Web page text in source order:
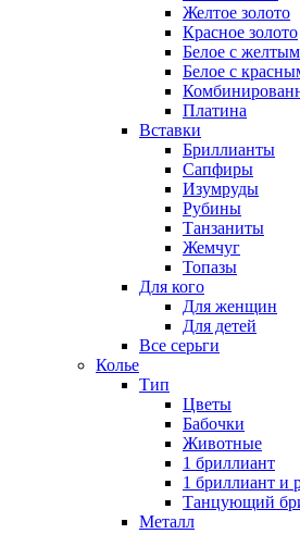
Желтое золото
Красное золото
Белое с
Белое с
Платина
Вставки
Бриллианты
Сапфиры
Изумруды
Рубины
Танзаниты
Жемчуг
Топазы
Для кого
Для женщин
Для детей
Все серьги
Колье
Тип
Цветы
Бабочки
Животные
1 бриллиант
1 бриллиант и
Танцующий
Металл